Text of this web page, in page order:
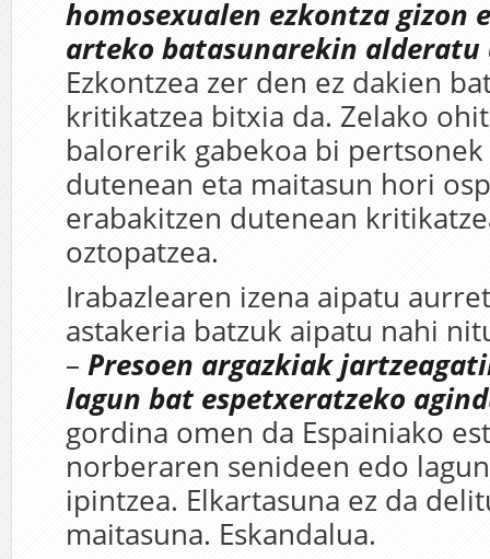
homosexualen ezkontza gizon
arteko batasunarekin alderatu
Ezkontzea zer den ez dakien
kritikatzea bitxia da. Zelako
balorerik gabekoa bi
dutenean eta maitasun hori
erabakitzen dutenean
oztopatzea.
Irabazlearen izena aipatu
astakeria batzuk aipatu nahi
– Presoen argazkiak
lagun bat espetxeratzeko
gordina omen da Espainiako
norberaren senideen edo
ipintzea. Elkartasuna ez da
maitasuna. Eskandalua.